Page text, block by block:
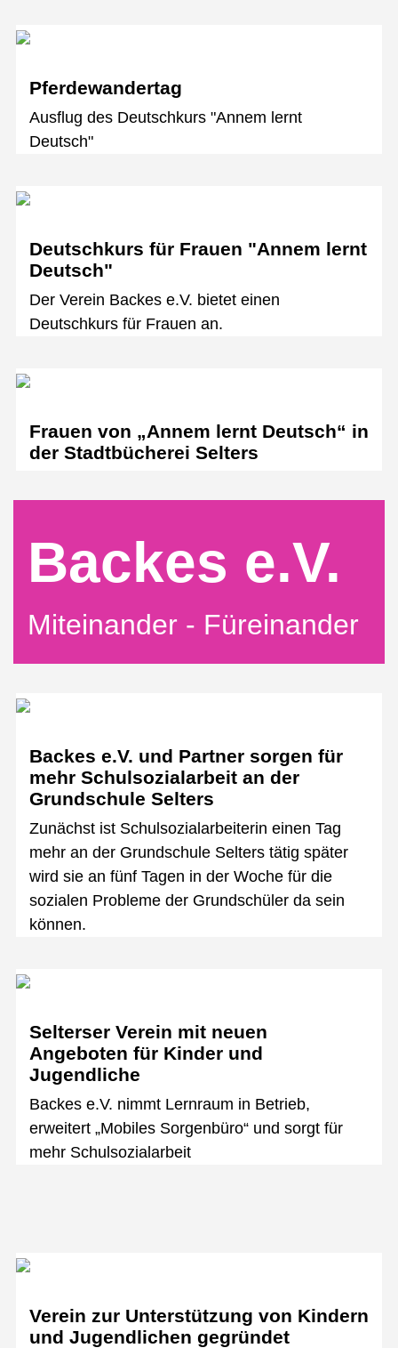
Pferdewandertag
Ausflug des Deutschkurs "Annem lernt
Deutsch"
Deutschkurs für Frauen "Annem lernt
Deutsch"
Der Verein Backes e.V. bietet einen
Deutschkurs für Frauen an.
Frauen von „Annem lernt Deutsch“ in
der Stadtbücherei Selters
Backes e.V.
Miteinander - Füreinander
Backes e.V. und Partner sorgen für
mehr Schulsozialarbeit an der
Grundschule Selters
Zunächst ist Schulsozialarbeiterin einen Tag
mehr an der Grundschule Selters tätig später
wird sie an fünf Tagen in der Woche für die
sozialen Probleme der Grundschüler da sein
können.
Selterser Verein mit neuen
Angeboten für Kinder und
Jugendliche
Backes e.V. nimmt Lernraum in Betrieb,
erweitert „Mobiles Sorgenbüro“ und sorgt für
mehr Schulsozialarbeit
Verein zur Unterstützung von Kindern
und Jugendlichen gegründet